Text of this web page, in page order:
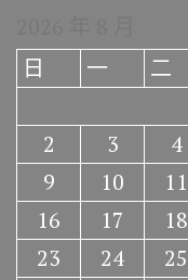
日
一 二
2
3 4
9
10 11
16
17 18
23
24 25